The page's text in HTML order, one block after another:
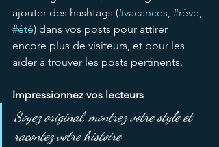
ajouter des hashtags (#vacances, #rêve,
#été) dans vos posts pour attirer
encore plus de visiteurs, et pour les
aider à trouver les posts pertinents.
Impressionnez vos lecteurs
Soyez original, montrez votre style et
racontez votre histoire